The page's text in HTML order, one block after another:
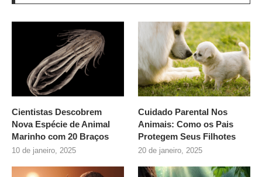
Cientistas Descobrem
Nova Espécie de Animal
Marinho com 20 Braços
10 de janeiro, 2025
Cuidado Parental Nos
Animais: Como os Pais
Protegem Seus Filhotes
20 de janeiro, 2025